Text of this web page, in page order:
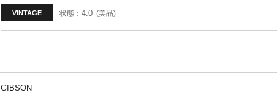
VINTAGE 状態： 4.0 美品
GIBSON